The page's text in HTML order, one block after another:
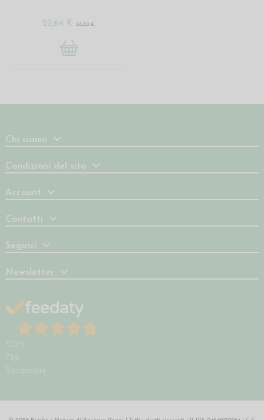
22,64 €28,30 €
Chi siamo
Condizioni del sito
Account
Contatti
Seguici
Newsletter
5,0 /5
739
Recensioni